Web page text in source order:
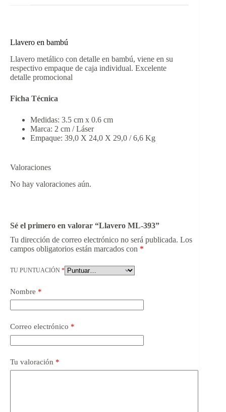
Llavero en bambú
Llavero metálico con detalle en bambú, viene en su
respectivo empaque de caja individual. Excelente
detalle promocional
Ficha Técnica
Medidas: 3.5 cm x 0.6 cm
Marca: 2 cm / Láser
Empaque: 39,0 X 24,0 X 29,0 / 6,6 Kg
Valoraciones
No hay valoraciones aún.
Sé el primero en valorar “Llavero ML-393”
Tu dirección de correo electrónico no será publicada. Los
campos obligatorios están marcados con *
TU PUNTUACIÓN *
Nombre *
Correo electrónico *
Tu valoración *